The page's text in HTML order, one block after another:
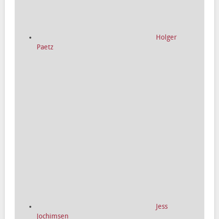
Holger
Paetz
Jess
Jochimsen